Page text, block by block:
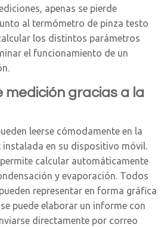
apenas se pierde
al termómetro de pinza testo
los distintos parámetros
el funcionamiento de un
medición gracias a la
leerse cómodamente en la
en su dispositivo móvil.
calcular automáticamente
y evaporación. Todos
representar en forma gráfica
puede elaborar un informe con
directamente por correo